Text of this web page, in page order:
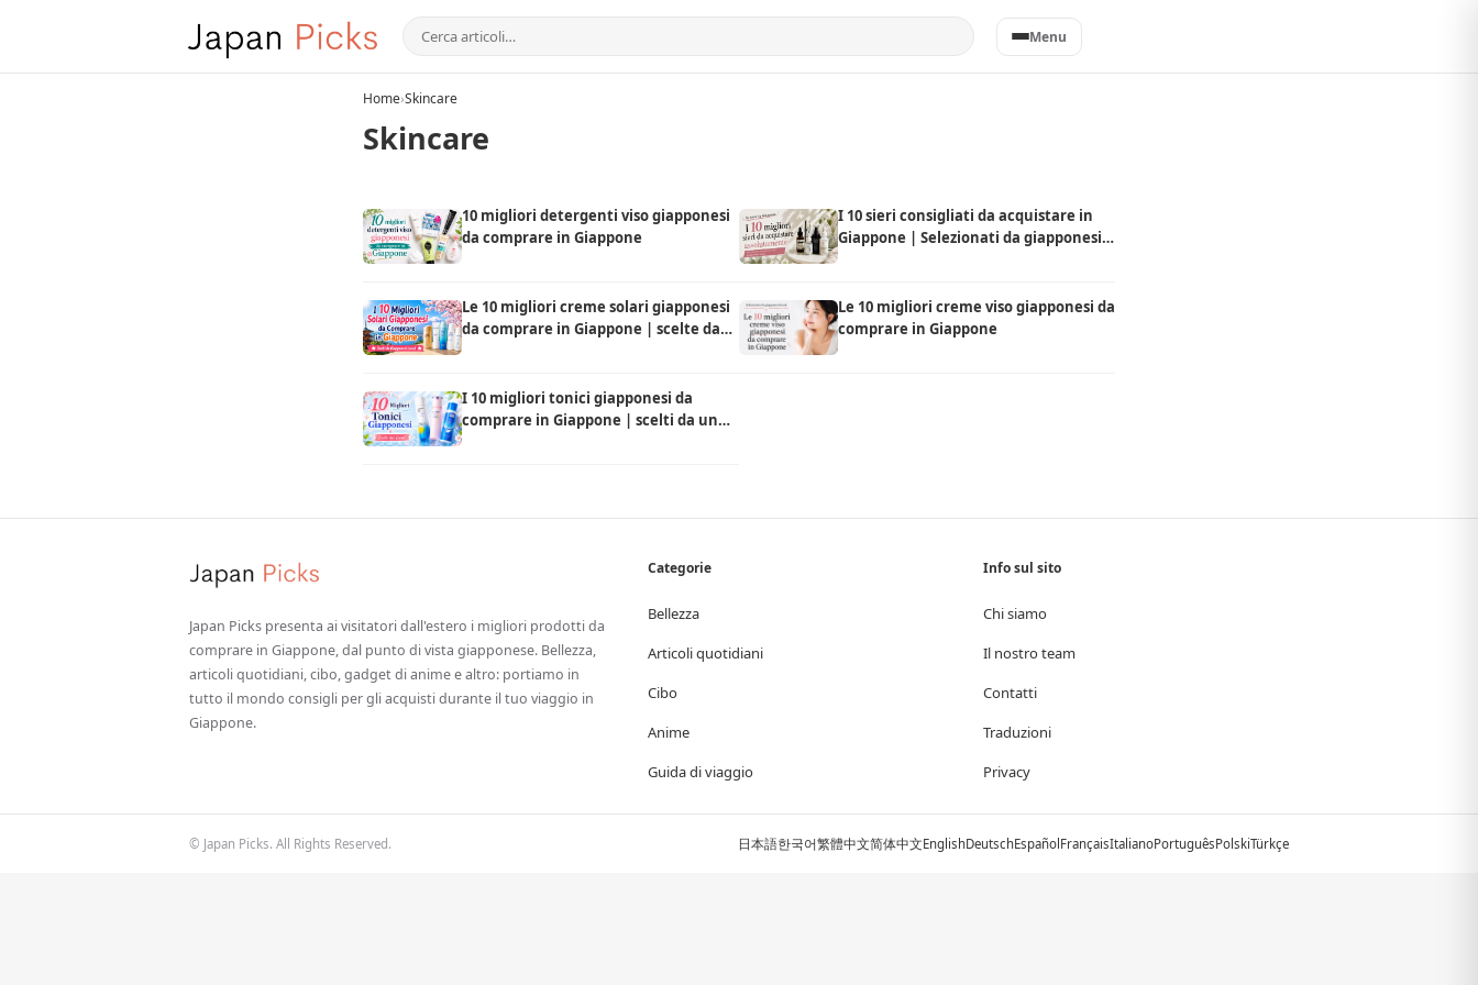
Menu
Home›Skincare
Skincare
10 migliori detergenti viso giapponesi
da comprare in Giappone
I 10 sieri consigliati da acquistare in
Giappone | Selezionati da giapponesi
Le 10 migliori creme solari giapponesi
da comprare in Giappone | scelte da
Le 10 migliori creme viso giapponesi da
comprare in Giappone
I 10 migliori tonici giapponesi da
comprare in Giappone | scelti da un
Japan Picks presenta ai visitatori dall'estero i migliori prodotti da
comprare in Giappone, dal punto di vista giapponese. Bellezza,
articoli quotidiani, cibo, gadget di anime e altro: portiamo in
tutto il mondo consigli per gli acquisti durante il tuo viaggio in
Giappone.
Categorie
Bellezza
Articoli quotidiani
Cibo
Anime
Guida di viaggio
Info sul sito
Chi siamo
Il nostro team
Contatti
Traduzioni
Privacy
© Japan Picks. All Rights Reserved. 日本語한국어繁體中文简体中文EnglishDeutschEspañol FrançaisItalianoPortuguêsPolskiTürkçe